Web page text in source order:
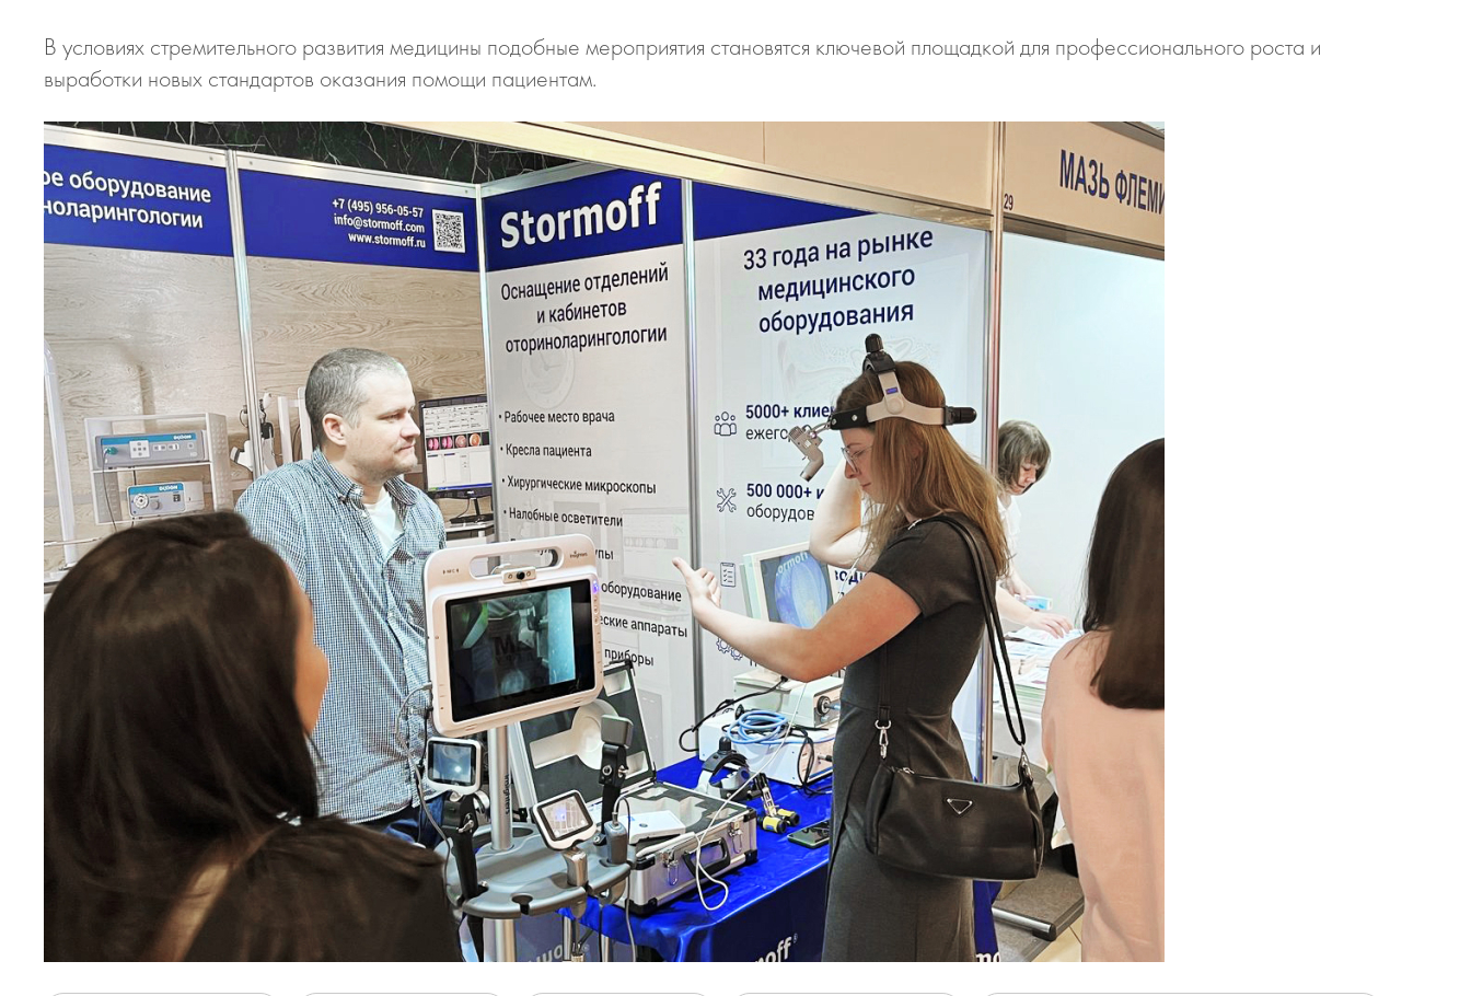
В условиях стремительного развития медицины подобные мероприятия становятся ключевой площадкой для профессионального роста и
выработки новых стандартов оказания помощи пациентам.